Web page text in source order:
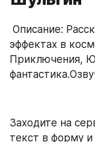
эффектах в
Приключения,
Заходите на
текст в форму и